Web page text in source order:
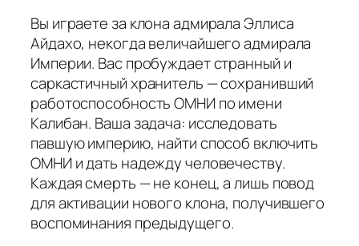
Вы играете за клона адмирала Эллиса
Айдахо, некогда величайшего адмирала
Империи. Вас пробуждает странный и
саркастичный хранитель — сохранивший
работоспособность ОМНИ по имени
Калибан. Ваша задача: исследовать
павшую империю, найти способ включить
ОМНИ и дать надежду человечеству.
Каждая смерть — не конец, а лишь повод
для активации нового клона, получившего
воспоминания предыдущего.